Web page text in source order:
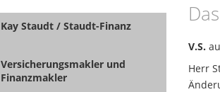
Kay Staudt / Staudt-Finanz
Versicherungsmakler und
Finanzmakler
V.S.
Herr